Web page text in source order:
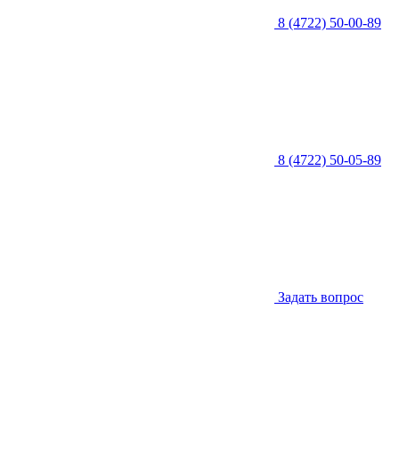
8 (4722) 50-00-89
8 (4722) 50-05-89
Задать вопрос